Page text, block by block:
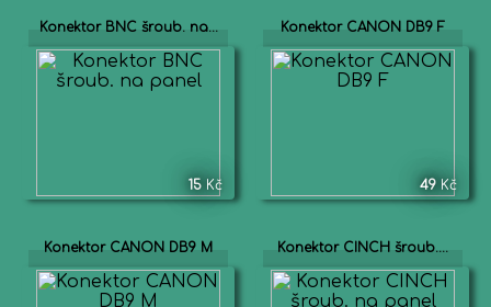
Konektor BNC šroub. na...
15 Kč
Konektor CANON DB9 F
49 Kč
Konektor CANON DB9 M Konektor CINCH šroub....